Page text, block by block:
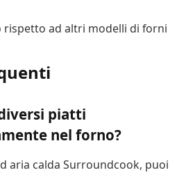
rispetto ad altri modelli di forni
piatti
nel forno?
aria calda Surroundcook, puoi